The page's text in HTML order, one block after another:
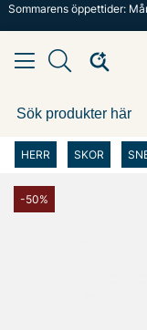
Sommarens öppettider:
HERR SKOR
-50%